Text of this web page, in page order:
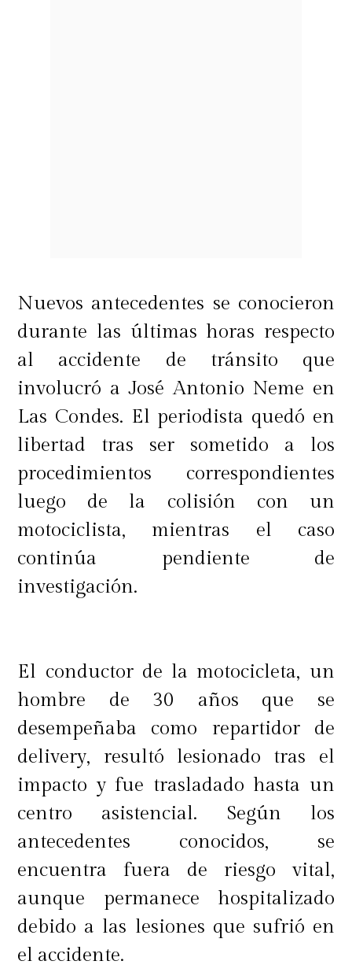
Nuevos antecedentes se conocieron
durante las últimas horas respecto
al accidente de tránsito que
involucró a José Antonio Neme en
Las Condes. El periodista quedó en
libertad tras ser sometido a los
procedimientos correspondientes
luego de la colisión con un
motociclista, mientras el caso
continúa pendiente de
investigación.
El conductor de la motocicleta, un
hombre de 30 años que se
desempeñaba como repartidor de
delivery, resultó lesionado tras el
impacto y fue trasladado hasta un
centro asistencial. Según los
antecedentes conocidos, se
encuentra fuera de riesgo vital,
aunque permanece hospitalizado
debido a las lesiones que sufrió en
el accidente.